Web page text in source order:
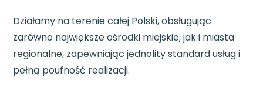
Działamy na terenie całej Polski, obsługując
zarówno największe ośrodki miejskie, jak i miasta
regionalne, zapewniając jednolity standard usług i
pełną poufność realizacji.